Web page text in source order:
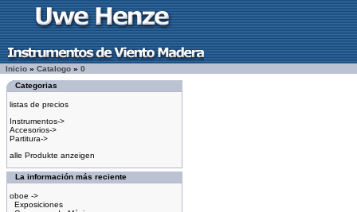
Inicio » Catalogo » 0
Categorias
listas de precios
Instrumentos->
Accesorios->
Partitura->
alle Produkte anzeigen
La información más reciente
oboe ->
Exposiciones